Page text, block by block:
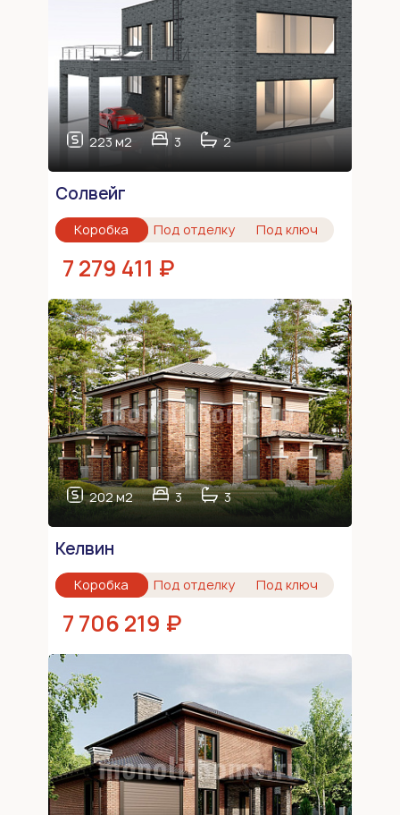
223 м2 3 2
Солвейг
Коробка Под отделку Под ключ
7 279 411 ₽
202 м2 3 3
Келвин
Коробка Под отделку Под ключ
7 706 219 ₽